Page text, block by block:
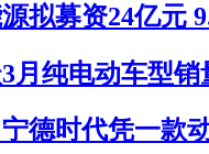
拟募资24亿元
月纯电动车型销
德时代凭一款